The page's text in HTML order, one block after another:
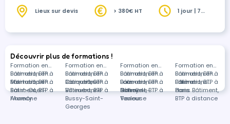
d'ordres" que les entreprises du BTP, avant le 1er
que ceux-ci disposent d'une Attestation
pour pouvoir entreprendre des travaux à
proximité de réseaux.
Lieux sur devis > 380€ HT
1 jour | 7
Découvrir plus de formations !
Formation en
Bâtiment, BTP à
Montauban
Formation en
Bâtiment, BTP à
Carquefou
Formation en
Bâtiment, BTP à
Loos-en-
Gohelle
Formation en
Bâtiment, BTP à
Fillière
Formation en
Bâtiment, BTP à
Saint-Ouen-
l'Aumône
Formation en
Bâtiment, BTP à
Villeurbanne
Formation en
Bâtiment, BTP à
Norroy-le-
Veneur
Formation en
Bâtiment, BTP à
Paris
Formation en
Bâtiment, BTP à
Annecy
Formation en
Bâtiment, BTP à
Bussy-Saint-
Georges
Formation en
Bâtiment, BTP à
Toulouse
Formations
dans Bâtiment,
BTP à distance